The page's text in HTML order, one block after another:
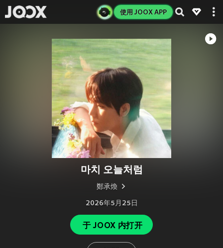
使用 JOOX APP
마치 오늘처럼
鄭承煥
2026年5月25日
于 JOOX 内打开